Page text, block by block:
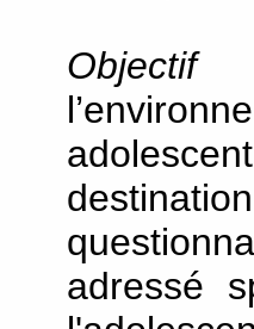
Objectif
adressé